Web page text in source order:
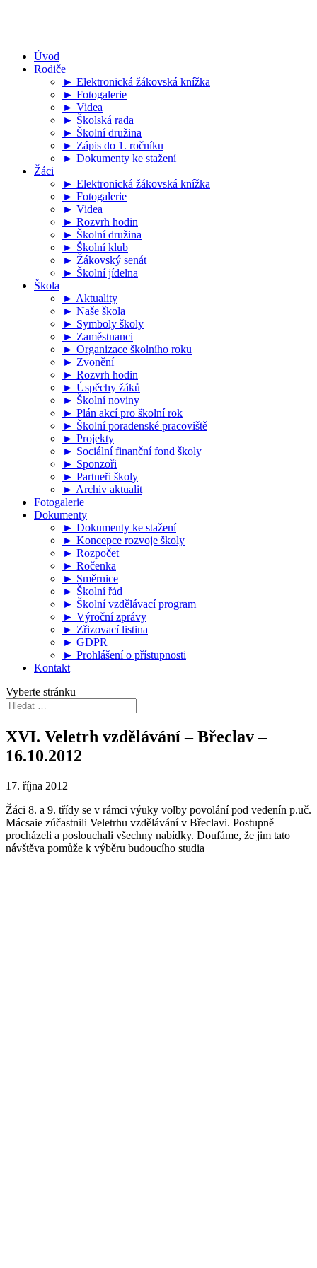
Úvod
Rodiče
► Elektronická žákovská knížka
► Fotogalerie
► Videa
► Školská rada
► Školní družina
► Zápis do 1. ročníku
► Dokumenty ke stažení
Žáci
► Elektronická žákovská knížka
► Fotogalerie
► Videa
► Rozvrh hodin
► Školní družina
► Školní klub
► Žákovský senát
► Školní jídelna
Škola
► Aktuality
► Naše škola
► Symboly školy
► Zaměstnanci
► Organizace školního roku
► Zvonění
► Rozvrh hodin
► Úspěchy žáků
► Školní noviny
► Plán akcí pro školní rok
► Školní poradenské pracoviště
► Projekty
► Sociální finanční fond školy
► Sponzoři
► Partneři školy
► Archiv aktualit
Fotogalerie
Dokumenty
► Dokumenty ke stažení
► Koncepce rozvoje školy
► Rozpočet
► Ročenka
► Směrnice
► Školní řád
► Školní vzdělávací program
► Výroční zprávy
► Zřizovací listina
► GDPR
► Prohlášení o přístupnosti
Kontakt
Vyberte stránku
XVI. Veletrh vzdělávání – Břeclav –
16.10.2012
17. října 2012
Žáci 8. a 9. třídy se v rámci výuky volby povolání pod vedenín p.uč.
Mácsaie zúčastnili Veletrhu vzdělávání v Břeclavi. Postupně
procházeli a poslouchali všechny nabídky. Doufáme, že jim tato
návštěva pomůže k výběru budoucího studia